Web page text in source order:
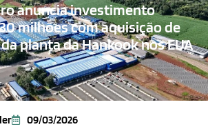
anuncia investimento
milhões com aquisição de
planta da Hankook nos EUA
09/03/2026